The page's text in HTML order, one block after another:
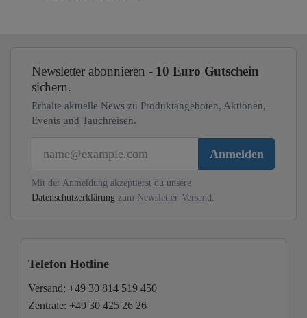
Newsletter abonnieren - 10 Euro Gutschein
sichern.
Erhalte aktuelle News zu Produktangeboten, Aktionen,
Events und Tauchreisen.
Anmelden
Mit der Anmeldung akzeptierst du unsere
Datenschutzerklärung zum Newsletter-Versand.
Telefon Hotline
Versand: +49 30 814 519 450
Zentrale: +49 30 425 26 26